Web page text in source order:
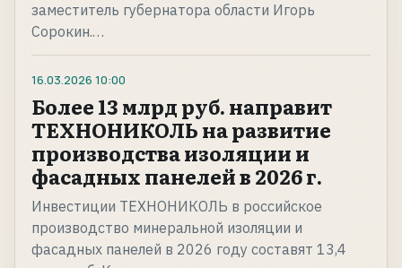
заместитель губернатора области Игорь
Сорокин.…
16.03.2026 10:00
Более 13 млрд руб. направит
ТЕХНОНИКОЛЬ на развитие
производства изоляции и
фасадных панелей в 2026 г.
Инвестиции ТЕХНОНИКОЛЬ в российское
производство минеральной изоляции и
фасадных панелей в 2026 году составят 13,4